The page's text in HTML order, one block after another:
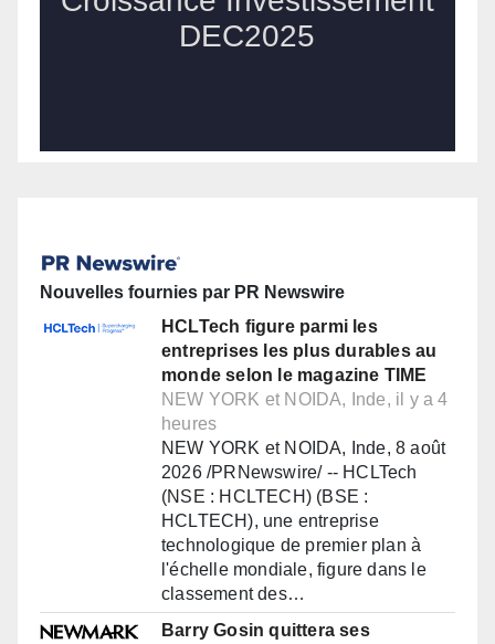
Nouvelles fournies par PR Newswire
HCLTech figure parmi les
entreprises les plus durables au
monde selon le magazine TIME
NEW YORK et NOIDA, Inde, il y a 4
heures
NEW YORK et NOIDA, Inde, 8 août
2026 /PRNewswire/ -- HCLTech
(NSE : HCLTECH) (BSE :
HCLTECH), une entreprise
technologique de premier plan à
l'échelle mondiale, figure dans le
classement des…
Barry Gosin quittera ses